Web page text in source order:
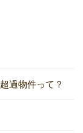
過物件って？